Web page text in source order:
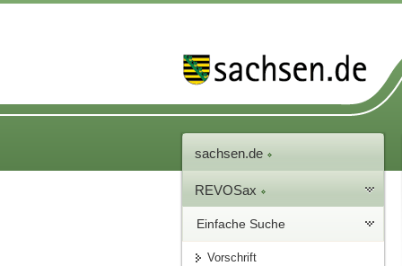
sachsen.de
REVOSax
Einfache Suche
Vorschrift